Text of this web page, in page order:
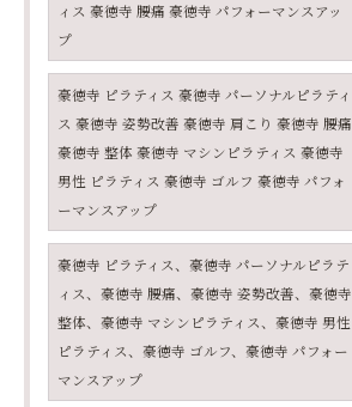
ィス 豪徳寺 腰痛 豪徳寺 パフォーマンスアッ
プ
豪徳寺 ピラティス 豪徳寺 パーソナルピラティ
ス 豪徳寺 姿勢改善 豪徳寺 肩こり 豪徳寺 腰痛
豪徳寺 整体 豪徳寺 マシンピラティス 豪徳寺
男性 ピラティス 豪徳寺 ゴルフ 豪徳寺 パフォ
ーマンスアップ
豪徳寺 ピラティス、豪徳寺 パーソナルピラテ
ィス、豪徳寺 腰痛、豪徳寺 姿勢改善、豪徳寺
整体、豪徳寺 マシンピラティス、豪徳寺 男性
ピラティス、豪徳寺 ゴルフ、豪徳寺 パフォー
マンスアップ